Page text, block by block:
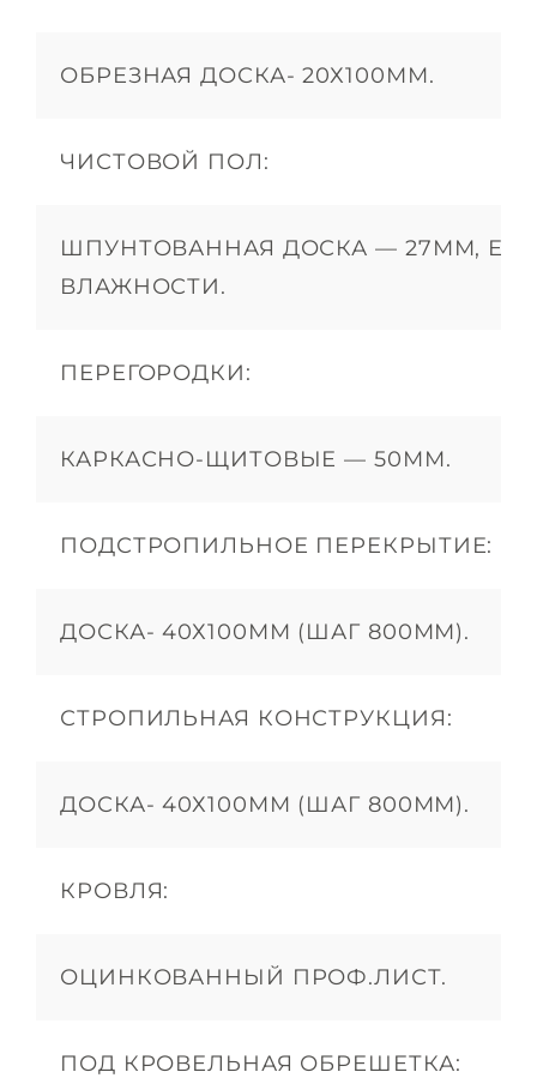
ОБРЕЗНАЯ ДОСКА- 20Х100ММ.
ЧИСТОВОЙ ПОЛ:
ШПУНТОВАННАЯ ДОСКА — 27ММ,
ВЛАЖНОСТИ.
ПЕРЕГОРОДКИ:
КАРКАСНО-ЩИТОВЫЕ — 50ММ.
ПОДСТРОПИЛЬНОЕ ПЕРЕКРЫТИЕ:
ДОСКА- 40Х100ММ (ШАГ 800ММ).
СТРОПИЛЬНАЯ КОНСТРУКЦИЯ:
ДОСКА- 40Х100ММ (ШАГ 800ММ).
КРОВЛЯ:
ОЦИНКОВАННЫЙ ПРОФ.ЛИСТ.
ПОД КРОВЕЛЬНАЯ ОБРЕШЕТКА: